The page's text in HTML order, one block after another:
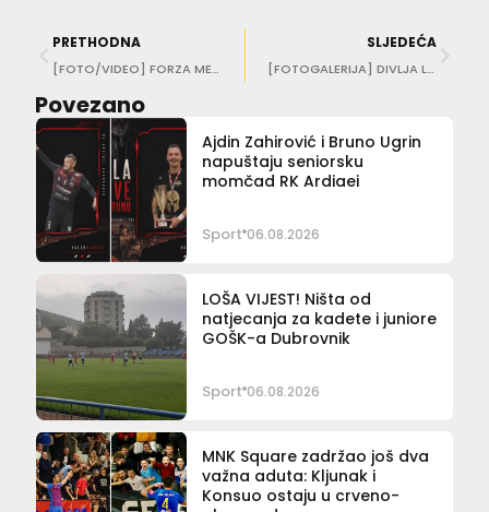
PRETHODNA
[FOTO/VIDEO] FORZA MEĐEDI Medvjedići dobrog srca pobjednici ‘Malog Wembleya’
SLJEDEĆA
[FOTOGALERIJA] DIVLJA LIGA Cure u ekipi Dubrovačkih ljetnih igara ‘prevagnule’ za pobjedu u revijalnoj utakmici
Povezano
Ajdin Zahirović i Bruno Ugrin
napuštaju seniorsku
momčad RK Ardiaei
Sport 06.08.2026
LOŠA VIJEST! Ništa od
natjecanja za kadete i juniore
GOŠK-a Dubrovnik
Sport 06.08.2026
MNK Square zadržao još dva
važna aduta: Kljunak i
Konsuo ostaju u crveno-